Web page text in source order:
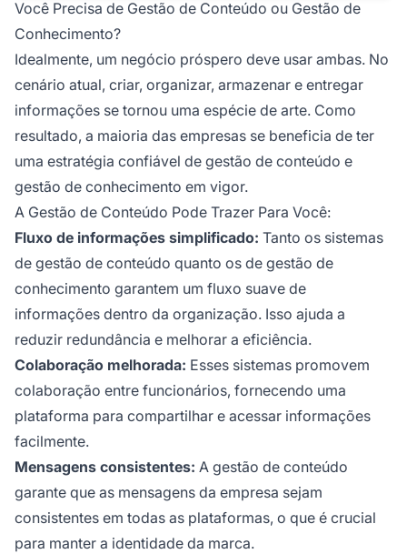
Você Precisa de Gestão de Conteúdo ou Gestão de
Conhecimento?
Idealmente, um negócio próspero deve usar ambas. No
cenário atual, criar, organizar, armazenar e entregar
informações se tornou uma espécie de arte. Como
resultado, a maioria das empresas se beneficia de ter
uma estratégia confiável de gestão de conteúdo e
gestão de conhecimento em vigor.
A Gestão de Conteúdo Pode Trazer Para Você:
Fluxo de informações simplificado: Tanto os sistemas
de gestão de conteúdo quanto os de gestão de
conhecimento garantem um fluxo suave de
informações dentro da organização. Isso ajuda a
reduzir redundância e melhorar a eficiência.
Colaboração melhorada: Esses sistemas promovem
colaboração entre funcionários, fornecendo uma
plataforma para compartilhar e acessar informações
facilmente.
Mensagens consistentes: A gestão de conteúdo
garante que as mensagens da empresa sejam
consistentes em todas as plataformas, o que é crucial
para manter a identidade da marca.